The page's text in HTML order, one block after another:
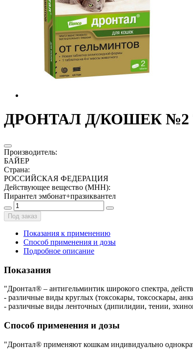
ДРОНТАЛ Д/КОШЕК №2
Производитель:
БАЙЕР
Страна:
РОССИЙСКАЯ ФЕДЕРАЦИЯ
Действующее вещество (МНН):
Пирантел эмбонат+празиквантел
Под заказ
Показания к применению
Способ применения и дозы
Подробное описание
Показания
"Дронтал® – антигельминтик широкого спектра,
- различные виды круглых (токсокары, токсоскары,
- различные виды ленточных (дипилидии, тении,
Способ применения и дозы
"Дронтал® применяют кошкам индивидуально